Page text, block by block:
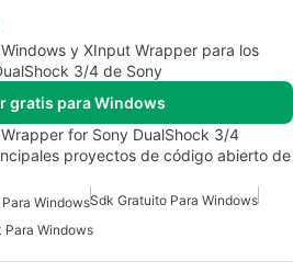
y XInput Wrapper para los
3/4 de Sony
gratis para Windows
for Sony DualShock 3/4
proyectos de código abierto de
WindowsSdk Gratuito Para Windows
Para Windows